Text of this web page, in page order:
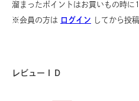
溜まったポイントはお買いもの時に
※会員の方は ログイン してから投
レビューＩＤ